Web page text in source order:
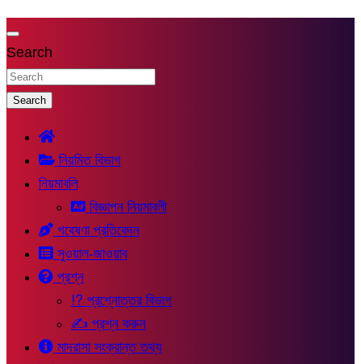
Search
Search
নিয়মিত বিভাগ
নিয়মাবলি
বিজ্ঞাপন নিয়মাবলী
গবেষণা প্রতিবেদন
সুওয়াল-জাওয়াব
প্রশ্ন
⁉ প্রশ্নোত্তর বিভাগ
✍ প্রশ্ন করুন
মাদরাসা সংক্রান্ত তথ্য